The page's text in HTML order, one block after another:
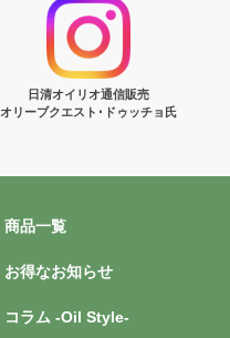
日清オイリオ通信販売
オリーブクエスト･ドゥッチョ氏
商品一覧
お得なお知らせ
コラム -Oil Style-